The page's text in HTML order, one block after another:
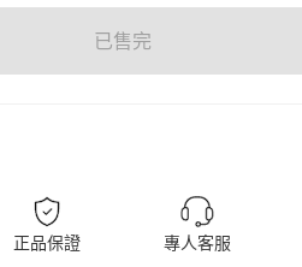
已售完
正品保證 專人客服